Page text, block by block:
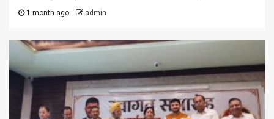
1 month ago admin